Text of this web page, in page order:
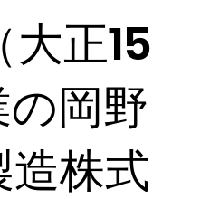
正15
岡野
株式